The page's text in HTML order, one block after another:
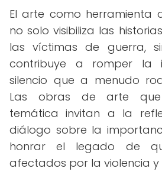
El arte como herramienta
no solo visibiliza las
las víctimas de guerra,
contribuye a romper la
silencio que a menudo
Las obras de arte
temática invitan a la
diálogo sobre la
honrar el legado de
afectados por la violencia y